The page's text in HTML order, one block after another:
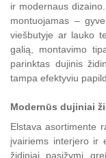
ir modernaus
montuojamas –
viešbutyje ar lauko
galią, montavimo
parinktas dujinis
tampa efektyviu
Modernūs dujiniai
Elstava asortimente
įvairiems interjero ir
židiniai pasižymi